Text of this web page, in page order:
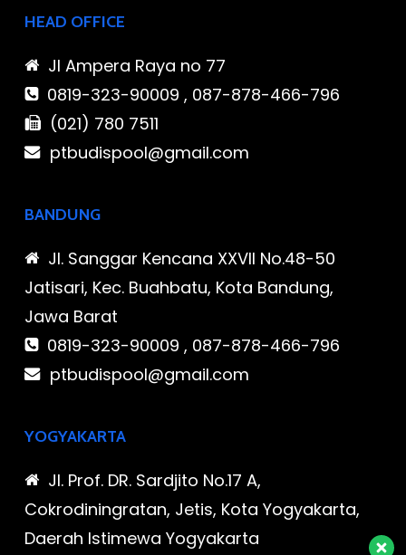
HEAD OFFICE
Jl Ampera Raya no 77
0819-323-90009 , 087-878-466-796
(021) 780 7511
ptbudispool@gmail.com
BANDUNG
Jl. Sanggar Kencana XXVII No.48-50
Jatisari, Kec. Buahbatu, Kota Bandung,
Jawa Barat
0819-323-90009 , 087-878-466-796
ptbudispool@gmail.com
YOGYAKARTA
Jl. Prof. DR. Sardjito No.17 A,
Cokrodiningratan, Jetis, Kota Yogyakarta,
Daerah Istimewa Yogyakarta